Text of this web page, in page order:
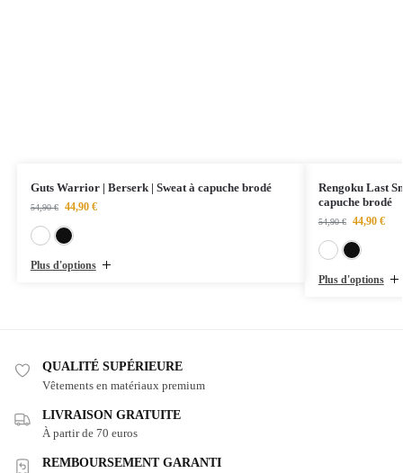
Guts Warrior | Berserk | Sweat à capuche brodé
54,90€ 44,90 €
Plus d'options
Rengoku Last
capuche brodé
54,90€ 44,90 €
Plus d'options
QUALITÉ SUPÉRIEURE
Vêtements en matériaux premium
LIVRAISON GRATUITE
À partir de 70 euros
REMBOURSEMENT GARANTI